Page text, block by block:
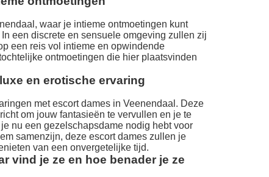
waar je intieme ontmoetingen kunt
een discrete en sensuele omgeving zullen zij
een reis vol intieme en opwindende
ontmoetingen die hier plaatsvinden
en erotische ervaring
met escort dames in Veenendaal. Deze
om jouw fantasieën te vervullen en je te
nu een gezelschapsdame nodig hebt voor
samenzijn, deze escort dames zullen je
van een onvergetelijke tijd.
vind je ze en hoe benader je ze